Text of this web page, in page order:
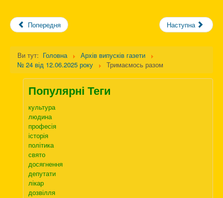
Попередня Наступна
Ви тут: Головна
Архів випусків газети
№ 24 від 12.06.2025 року
Тримаємось разом
Популярні Теги
культура
людина
професія
історія
політика
свято
досягнення
депутати
лікар
дозвілля